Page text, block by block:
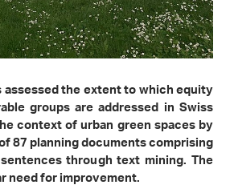
assessed the extent to which equity
groups are addressed in Swiss
context of urban green spaces by
87 planning documents comprising
through text mining. The
need for improvement.